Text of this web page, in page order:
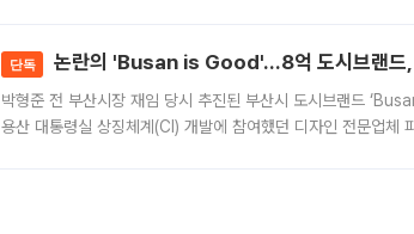
단독 논란의 'Busan is Good'…8억 도시브랜드,
박형준 전 부산시장 재임 당시 추진된 부산시 도시브랜드
용산 대통령실 상징체계(CI) 개발에 참여했던 디자인 전문업체